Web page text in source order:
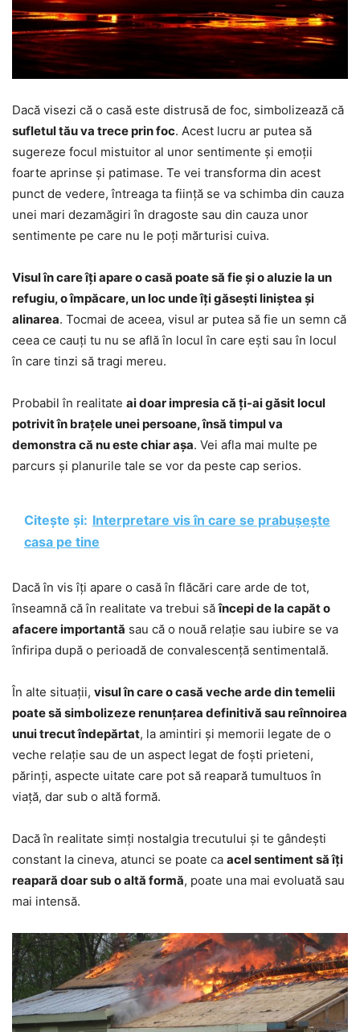
Dacă visezi că o casă este distrusă de foc, simbolizează că
sufletul tău va trece prin foc. Acest lucru ar putea să
sugereze focul mistuitor al unor sentimente și emoții
foarte aprinse și patimase. Te vei transforma din acest
punct de vedere, întreaga ta ființă se va schimba din cauza
unei mari dezamăgiri în dragoste sau din cauza unor
sentimente pe care nu le poți mărturisi cuiva.
Visul în care îți apare o casă poate să fie și o aluzie la un
refugiu, o împăcare, un loc unde îți găsești liniștea și
alinarea. Tocmai de aceea, visul ar putea să fie un semn că
ceea ce cauți tu nu se află în locul în care ești sau în locul
în care tinzi să tragi mereu.
Probabil în realitate ai doar impresia că ți-ai găsit locul
potrivit în brațele unei persoane, însă timpul va
demonstra că nu este chiar așa. Vei afla mai multe pe
parcurs și planurile tale se vor da peste cap serios.
Citește și: Interpretare vis în care se prabușește
casa pe tine
Dacă în vis îți apare o casă în flăcări care arde de tot,
înseamnă că în realitate va trebui săîncepi de la capăt o
afacere importantă sau că o nouă relație sau iubire se va
înfiripa după o perioadă de convalescență sentimentală.
În alte situații, visul în care o casă veche arde din temelii
poate să simbolizeze renunțarea definitivă sau reînnoirea
unui trecut îndepărtat, la amintiri și memorii legate de o
veche relație sau de un aspect legat de foști prieteni,
părinți, aspecte uitate care pot să reapară tumultuos în
viață, dar sub o altă formă.
Dacă în realitate simți nostalgia trecutului și te gândești
constant la cineva, atunci se poate ca acel sentiment să îți
reapară doar sub o altă formă, poate una mai evoluată sau
mai intensă.